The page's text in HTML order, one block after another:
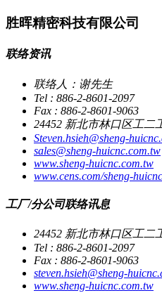
胜晖精密科技有限公司
联络资讯
联络人：谢先生
Tel : 886-2-8601-2097
Fax : 886-2-8601-9063
24452 新北市林口区工二
Steven.hsieh@sheng-
sales@sheng-huicnc.com.tw
www.sheng-huicnc.com.tw
www.cens.com/sheng-huicnc
工厂/分公司联络讯息
24452 新北市林口区工二
Tel : 886-2-8601-2097
Fax : 886-2-8601-9063
steven.hsieh@sheng-
www.sheng-huicnc.com.tw